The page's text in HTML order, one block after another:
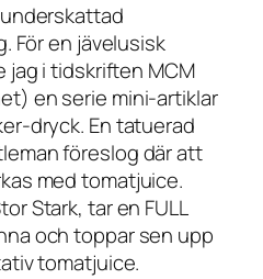
underskattad
För en jävelusisk
jag i tidskriften MCM
en serie mini-artiklar
dryck. En tatuerad
föreslog där att
med tomatjuice.
Stark, tar en FULL
och toppar sen upp
tomatjuice.